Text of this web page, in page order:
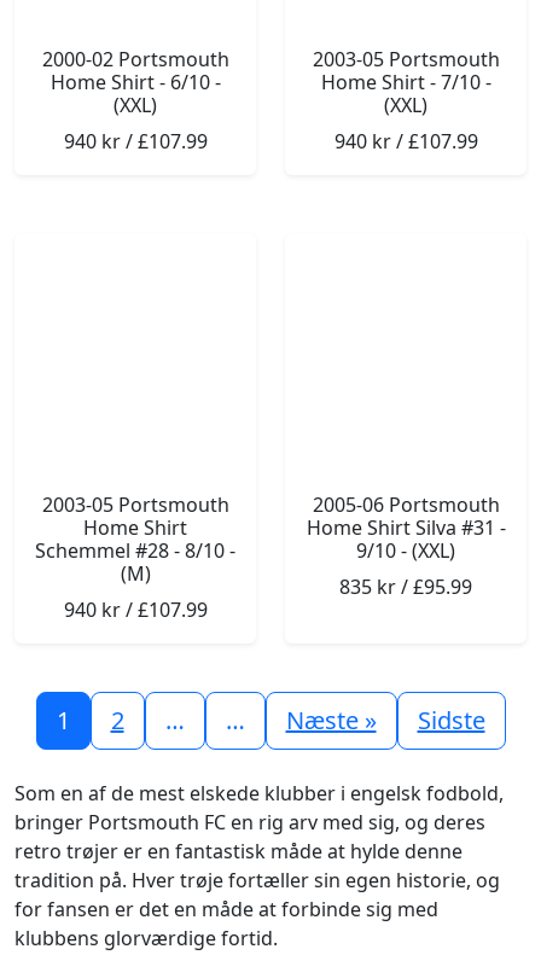
2000-02 Portsmouth
Home Shirt - 6/10 -
(XXL)
940 kr / £107.99
2003-05 Portsmouth
Home Shirt - 7/10 -
(XXL)
940 kr / £107.99
2003-05 Portsmouth
Home Shirt
Schemmel #28 - 8/10 -
(M)
940 kr / £107.99
2005-06 Portsmouth
Home Shirt Silva #31 -
9/10 - (XXL)
835 kr / £95.99
1 2 … … Næste » Sidste
Som en af de mest elskede klubber i engelsk fodbold,
bringer Portsmouth FC en rig arv med sig, og deres
retro trøjer er en fantastisk måde at hylde denne
tradition på. Hver trøje fortæller sin egen historie, og
for fansen er det en måde at forbinde sig med
klubbens glorværdige fortid.